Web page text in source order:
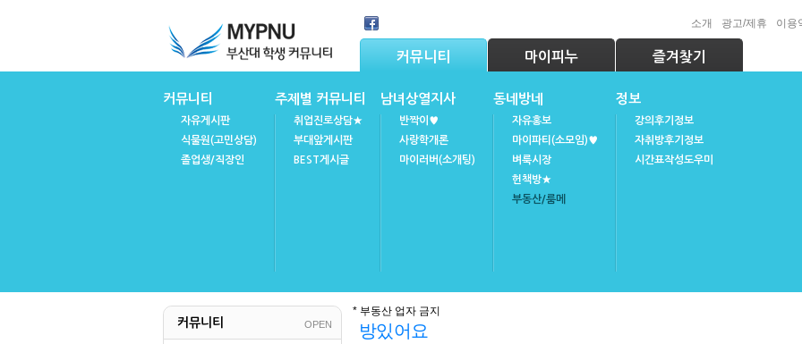
소개
광고/제휴 이용
커뮤니티 마이피누 즐겨찾기
커뮤니티
자유게시판
식물원(고민상담)
졸업생/직장인
주제별 커뮤니티
취업진로상담★
부대앞게시판
BEST게시글
남녀상열지사
반짝이♥
사랑학개론
마이러버(소개팅)
동네방네
자유홍보
마이파티(소모임)♥
벼룩시장
헌책방★
부동산/룸메
정보
강의후기정보
자취방후기정보
시간표작성도우미
공지사항
FAQ(자주묻는질문)
커뮤니티 OPEN
* 부동산 업자 금지
방있어요